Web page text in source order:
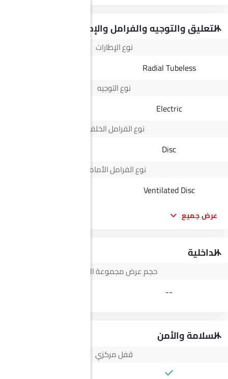
التعليق والتوجيه والفرامل والإطارات
نوع الإطارات
Radial Tubeless
نوع التوجيه
Electric
نوع الفرامل الخلفية
Disc
نوع الفرامل الأمامية
Ventilated Disc
عرض جميع
الداخلية
حجم عرض مجموعة الأجهزة
--
السلامة والأمن
قفل مركزي